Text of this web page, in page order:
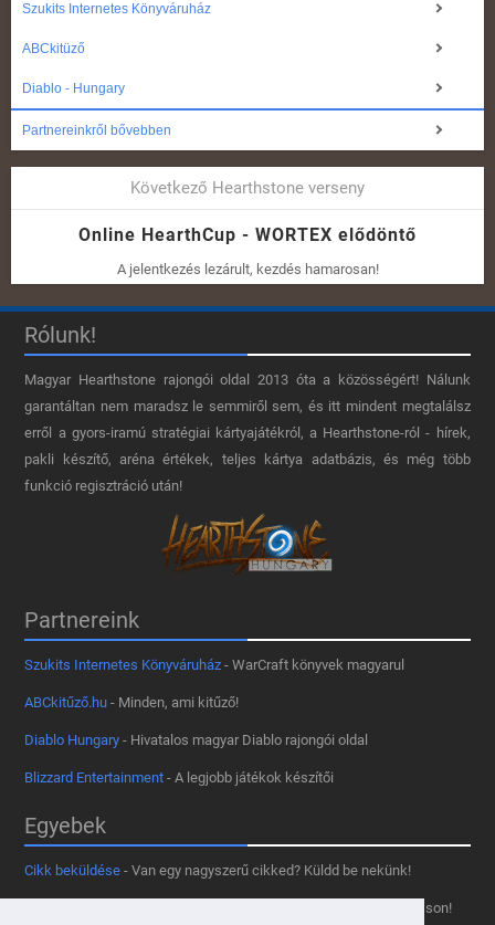
Szukits Internetes Könyváruház
ABCkitüző
Diablo - Hungary
Partnereinkről bővebben
Következő Hearthstone verseny
Online HearthCup - WORTEX elődöntő
A jelentkezés lezárult, kezdés hamarosan!
Rólunk!
Magyar Hearthstone​ rajongói oldal 2013 óta a közösségért! Nálunk
garantáltan nem maradsz le semmiről sem, és itt mindent megtalálsz
erről a gyors-iramú stratégiai kártyajátékról, a Hearthstone-ról - hírek,
pakli készítő, aréna értékek, teljes kártya adatbázis, és még több
funkció regisztráció után!
Partnereink
Szukits Internetes Könyváruház - WarCraft könyvek magyarul
ABCkitűző.hu - Minden, ami kitűző!
Diablo Hungary - Hivatalos magyar Diablo rajongói oldal
Blizzard Entertainment - A legjobb játékok készítői
Egyebek
Cikk beküldése - Van egy nagyszerű cikked? Küldd be nekünk!
- Tetszik az oldal? Segíts, hogy fennmaradhasson!